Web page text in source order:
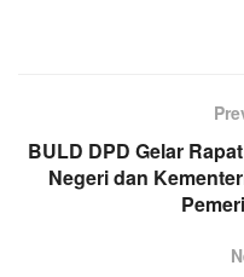
BULD DPD Gelar
Negeri dan